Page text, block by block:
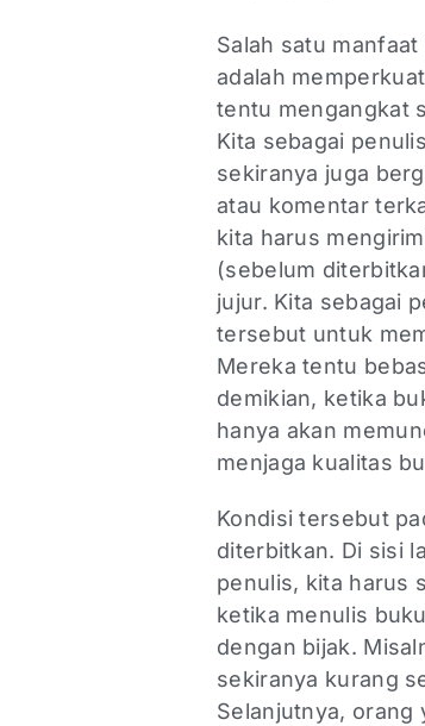
Salah satu
adalah
tentu mengangkat
Kita sebagai
sekiranya juga
atau komentar
kita harus
(sebelum
jujur. Kita sebagai
tersebut untuk
Mereka tentu
demikian, ketika
hanya akan
menjaga kualitas
Kondisi tersebut
diterbitkan. Di sisi
penulis, kita harus
ketika menulis
dengan bijak.
sekiranya kurang
Selanjutnya,